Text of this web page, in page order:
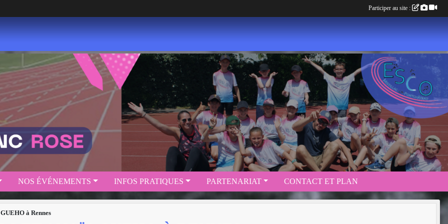
NOS ÉVÉNEMENTS INFOS PRATIQUES PARTENARIAT CONTACT ET PLAN
à Rennes
Participer au site :